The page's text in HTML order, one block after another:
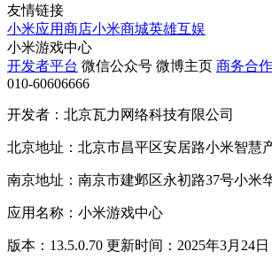
友情链接
小米应用商店小米商城英雄互娱
小米游戏中心
开发者平台 微信公众号 微博主页 商务合作
010-60606666
开发者：北京瓦力网络科技有限公司
北京地址：北京市昌平区安居路小米智慧
南京地址：南京市建邺区永初路37号小米
应用名称：小米游戏中心
版本：13.5.0.70 更新时间：2025年3月24日